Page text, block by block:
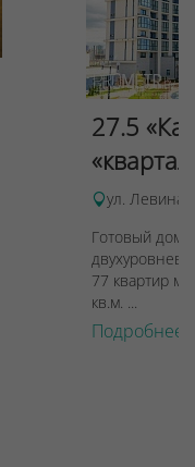
27.5
ул. Левина,
Готовый дом
77 квартир
кв.м. ...
Подробнее